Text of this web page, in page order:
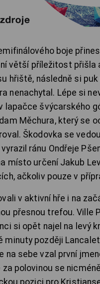
boje
větší příležitost přišla
hřiště, následně si
nenachytal. Lépe si
lapačce švýcarského
Měchura, který se
Škodovka se
ránu Ondřeje
místo určení Jakub
ačkoliv pouze v
v aktivní hře i na
přesnou trefou. Ville
si opět najel na levý
minuty později
na sebe vzal první
polovinou se
pozici pro